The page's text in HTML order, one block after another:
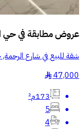
عروض مطابقة فيحي
شقة للبيع في شارع
47,000
§
173م²
5
4